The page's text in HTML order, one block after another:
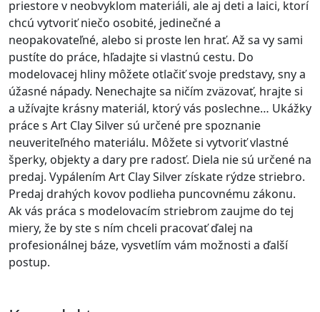
priestore v neobvyklom materiáli, ale aj deti a laici, ktorí
chcú vytvoriť niečo osobité, jedinečné a
neopakovateľné, alebo si proste len hrať. Až sa vy sami
pustíte do práce, hľadajte si vlastnú cestu. Do
modelovacej hliny môžete otlačiť svoje predstavy, sny a
úžasné nápady. Nenechajte sa ničím zväzovať, hrajte si
a užívajte krásny materiál, ktorý vás poslechne… Ukážky
práce s Art Clay Silver sú určené pre spoznanie
neuveriteľného materiálu. Môžete si vytvoriť vlastné
šperky, objekty a dary pre radosť. Diela nie sú určené na
predaj. Vypálením Art Clay Silver získate rýdze striebro.
Predaj drahých kovov podlieha puncovnému zákonu.
Ak vás práca s modelovacím striebrom zaujme do tej
miery, že by ste s ním chceli pracovať ďalej na
profesionálnej báze, vysvetlím vám možnosti a ďalší
postup.